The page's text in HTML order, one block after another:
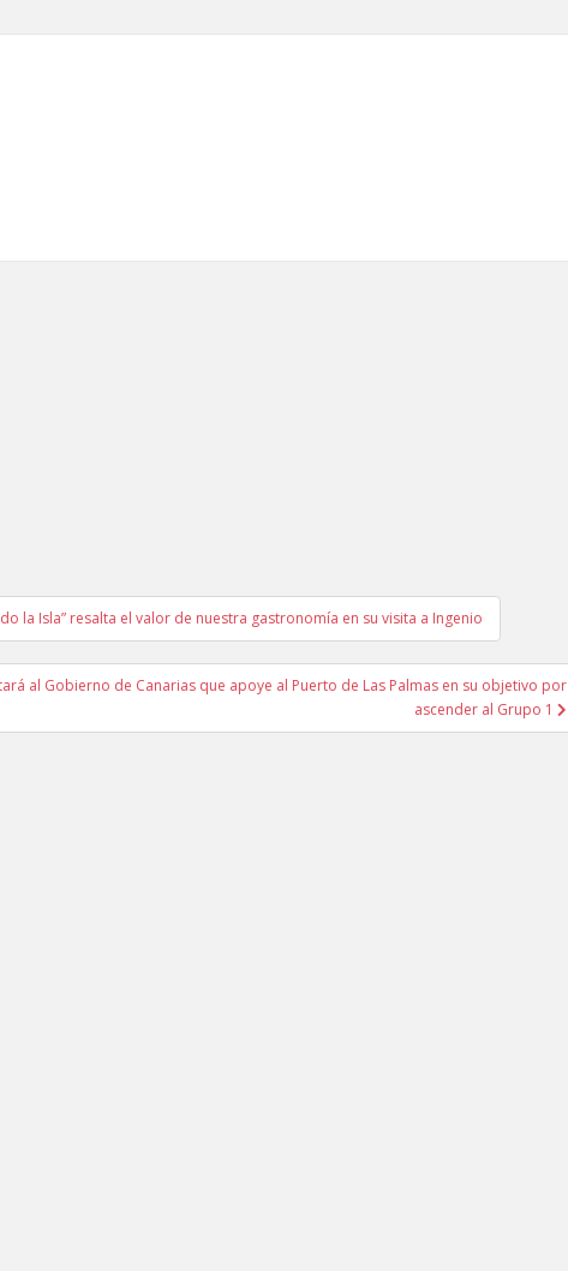
la Isla” resalta el valor de nuestra gastronomía en su visita a Ingenio
al Gobierno de Canarias que apoye al Puerto de Las Palmas en su objetivo por
ascender al Grupo 1